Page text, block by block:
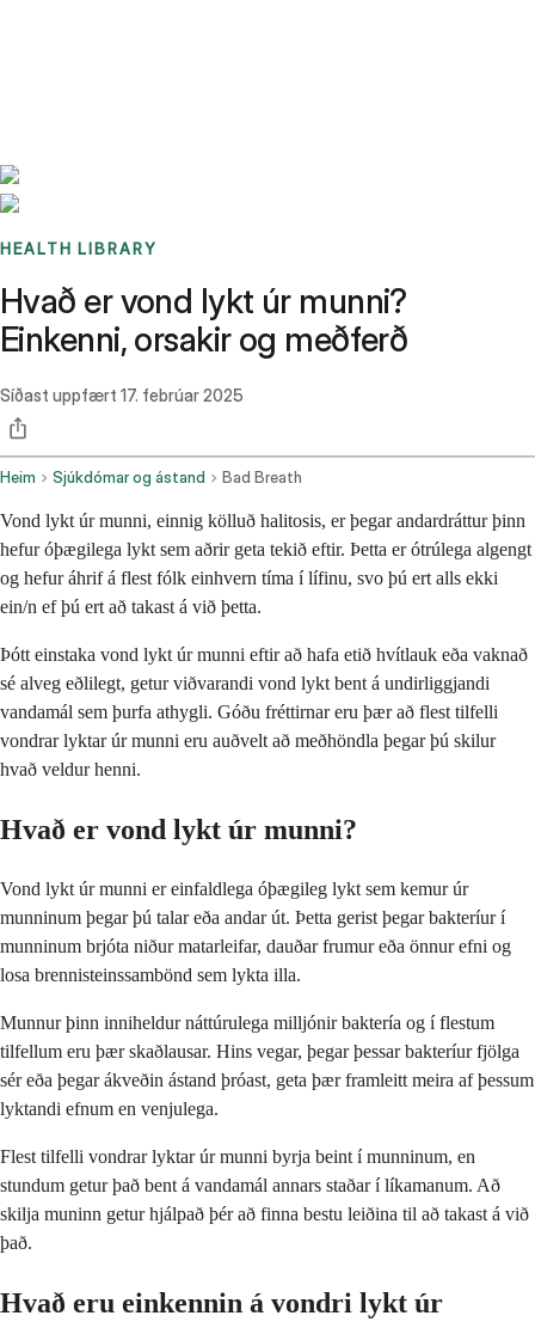
HEALTH LIBRARY
Hvað er vond lykt úr munni?
Einkenni, orsakir og meðferð
Síðast uppfært 17. febrúar 2025
Heim Sjúkdómar og ástand Bad Breath
Vond lykt úr munni, einnig kölluð halitosis, er þegar andardráttur þinn
hefur óþægilega lykt sem aðrir geta tekið eftir. Þetta er ótrúlega algengt
og hefur áhrif á flest fólk einhvern tíma í lífinu, svo þú ert alls ekki
ein/n ef þú ert að takast á við þetta.
Þótt einstaka vond lykt úr munni eftir að hafa etið hvítlauk eða vaknað
sé alveg eðlilegt, getur viðvarandi vond lykt bent á undirliggjandi
vandamál sem þurfa athygli. Góðu fréttirnar eru þær að flest tilfelli
vondrar lyktar úr munni eru auðvelt að meðhöndla þegar þú skilur
hvað veldur henni.
Hvað er vond lykt úr munni?
Vond lykt úr munni er einfaldlega óþægileg lykt sem kemur úr
munninum þegar þú talar eða andar út. Þetta gerist þegar bakteríur í
munninum brjóta niður matarleifar, dauðar frumur eða önnur efni og
losa brennisteinssambönd sem lykta illa.
Munnur þinn inniheldur náttúrulega milljónir baktería og í flestum
tilfellum eru þær skaðlausar. Hins vegar, þegar þessar bakteríur fjölga
sér eða þegar ákveðin ástand þróast, geta þær framleitt meira af þessum
lyktandi efnum en venjulega.
Flest tilfelli vondrar lyktar úr munni byrja beint í munninum, en
stundum getur það bent á vandamál annars staðar í líkamanum. Að
skilja muninn getur hjálpað þér að finna bestu leiðina til að takast á við
það.
Hvað eru einkennin á vondri lykt úr